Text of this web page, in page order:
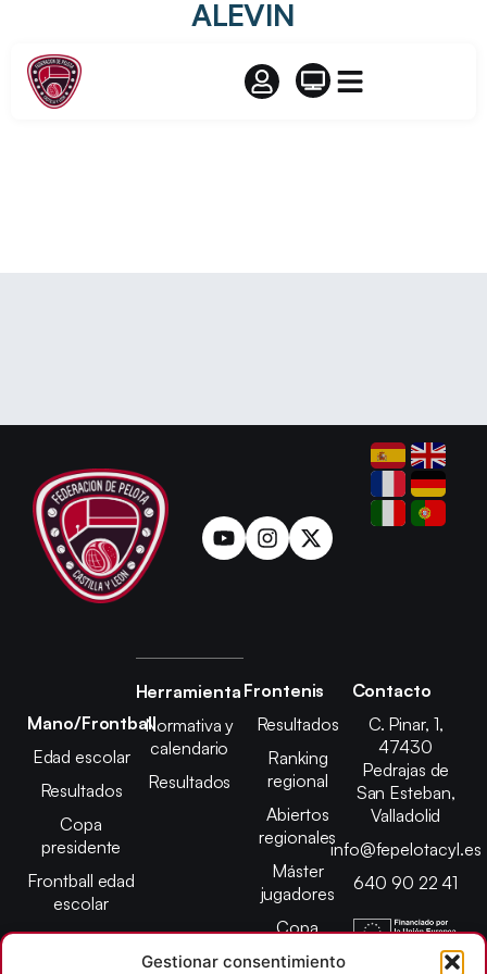
Gestionar consentimiento
ALEVIN
Mano/Frontball
Edad escolar
Resultados
Copa
presidente
Frontball edad
escolar
Herramienta
Normativa y
calendario
Resultados
Frontenis
Resultados
Ranking
regional
Abiertos
regionales
Máster
jugadores
Copa
presidente
Contacto
C. Pinar, 1,
47430
Pedrajas de
San Esteban,
Valladolid
info@fepelotacyl.es
640 90 22 41